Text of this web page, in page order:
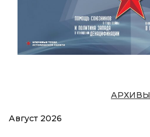
АРХИВЫ
Август 2026